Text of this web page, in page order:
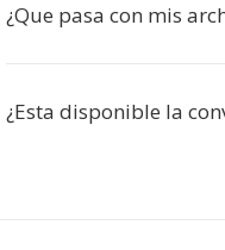
¿Que pasa con mis
¿Esta disponible la